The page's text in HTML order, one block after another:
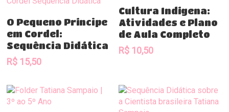
Comprar
O Pequeno Príncipe
em Cordel:
Sequência Didática
R$ 15,50
Comprar
Cultura Indígena:
Atividades e Plano
de Aula Completo
R$10,50